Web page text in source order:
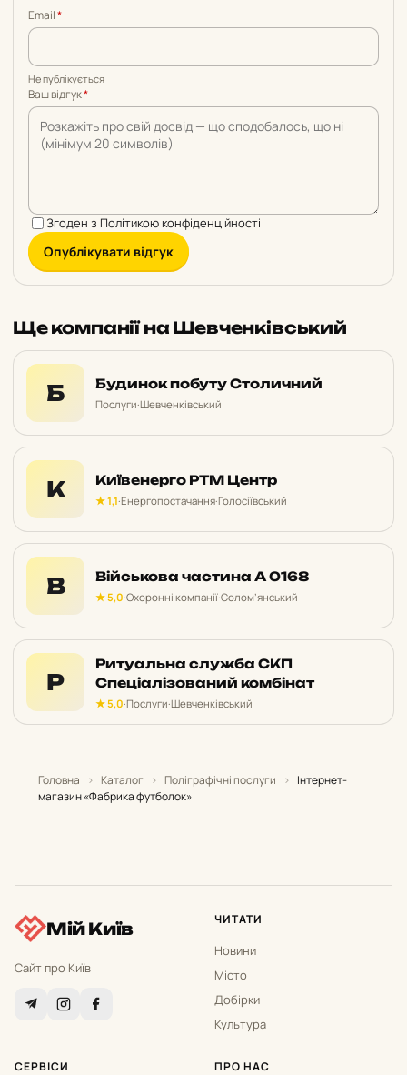
Email*
Не публікується
Ваш відгук*
Згоден з Політикою конфіденційності
Опублікувати відгук
Ще компанії на Шевченківський
Б Будинок побуту Столичний
Послуги·Шевченківський
К Київенерго РТМ Центр
★ 1,1·Енергопостачання·Голосіївський
В Військова частина А 0168
★ 5,0·Охоронні компанії·Солом’янський
Р
Ритуальна служба СКП
Спеціалізований комбінат
★ 5,0·Послуги·Шевченківський
Головна › Каталог › Поліграфічні послуги › Інтернет-
магазин «Фабрика футболок»
Мій Київ
Сайт про Київ
ЧИТАТИ
Новини
Місто
Добірки
Культура
СЕРВІСИ ПРО НАС